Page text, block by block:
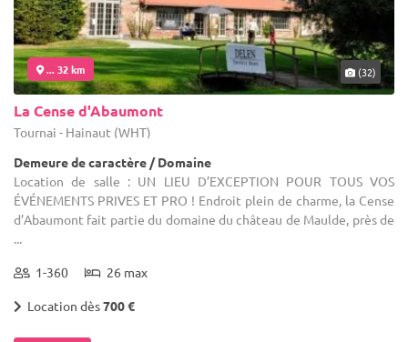
... 32 km (32)
La Cense d'Abaumont
Tournai - Hainaut (WHT)
Demeure de caractère / Domaine
Location de salle : UN LIEU D’EXCEPTION POUR TOUS VOS
ÉVÉNEMENTS PRIVES ET PRO ! Endroit plein de charme, la Cense
d’Abaumont fait partie du domaine du château de Maulde, près de
...
1-360 26 max
Location dès700 €